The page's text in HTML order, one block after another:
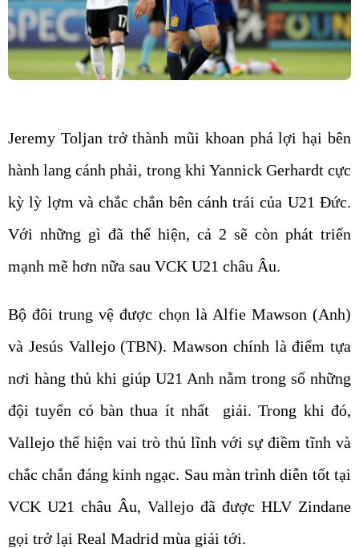
Jeremy Toljan trở thành mũi khoan phá lợi hại bên
hành lang cánh phải, trong khi Yannick Gerhardt cực
kỳ lỳ lợm và chắc chắn bên cánh trái của U21 Đức.
Với những gì đã thể hiện, cả 2 sẽ còn phát triển
mạnh mẽ hơn nữa sau VCK U21 châu Âu.
Bộ đôi trung vệ được chọn là Alfie Mawson (Anh)
và Jesús Vallejo (TBN). Mawson chính là điểm tựa
nơi hàng thủ khi giúp U21 Anh nằm trong số những
đội tuyển có bàn thua ít nhất giải. Trong khi đó,
Vallejo thể hiện vai trò thủ lĩnh với sự điềm tĩnh và
chắc chắn đáng kinh ngạc. Sau màn trình diễn tốt tại
VCK U21 châu Âu, Vallejo đã được HLV Zindane
gọi trở lại Real Madrid mùa giải tới.